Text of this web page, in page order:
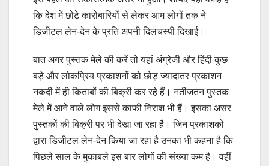
कि देश में छोटे कारोबारियों से लेकर आम लोगों तक ने
डिजीटल लेन-देन के प्रति अपनी दिलचस्पी दिखाई।
बात अगर पुस्तक मेले की करें तो यहां अंग्रेजी और हिंदी कुछ
बड़े और लोकप्रिय प्रकाशनों को छोड़ ज्यादातर प्रकाशन
नकदी में ही किताबों की बिक्री कर रहे हैं। नतीजतन पुस्तक
मेले में आने वाले लोग इससे काफी निराश भी हैं। इसका असर
पुस्तकों की बिक्री पर भी देखा जा रहा है। जिन प्रकाशकों
द्वारा डिजीटल लेन-देन किया जा रहा है उनका भी कहना है कि
पिछले साल के मुकाबले इस बार लोगों की संख्या कम है। वहीं